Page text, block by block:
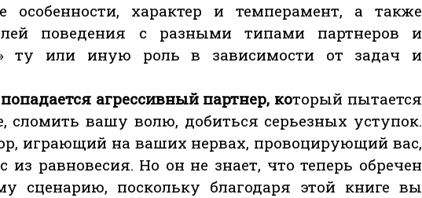
особенности, характер и темперамент, а также
поведения с разными типами партнеров и
ту или иную роль в зависимости от задач и
агрессивный партнер, который пытается
сломить вашу волю, добиться серьезных уступок.
играющий на ваших нервах, провоцирующий вас,
равновесия. Но он не знает, что теперь обречен
сценарию, поскольку благодаря этой книге вы